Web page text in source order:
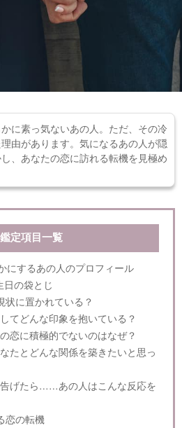
に素っ気ないあの人。ただ、その冷
由があります。気になるあの人が隠
、あなたの恋に訪れる転機を見極め
定項目一覧
にするあの人のプロフィール
日の袋とじ
状に置かれている？
てどんな印象を抱いている？
恋に積極的でないのはなぜ？
たとどんな関係を築きたいと思っ
告げたら……あの人はこんな反応を
恋の転機